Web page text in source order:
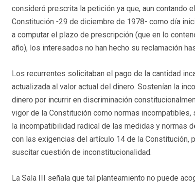
consideró prescrita la petición ya que, aun contando
Constitución -29 de diciembre de 1978- como día
a computar el plazo de prescripción (que en lo
año), los interesados no han hecho su reclamación
Los recurrentes solicitaban el pago de la cantidad
actualizada al valor actual del dinero. Sostenían la
dinero por incurrir en discriminación
vigor de la Constitución como normas
la incompatibilidad radical de las medidas y normas
con las exigencias del artículo 14 de la Constitución,
suscitar cuestión de inconstitucionalidad.
La Sala III señala que tal planteamiento no puede